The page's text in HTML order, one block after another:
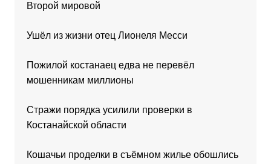
Второй мировой
Ушёл из жизни отец Лионеля Месси
Пожилой костанаец едва не перевёл
мошенникам миллионы
Стражи порядка усилили проверки в
Костанайской области
Кошачьи проделки в съёмном жилье обошлись